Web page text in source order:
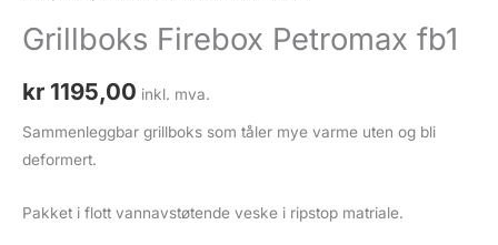
Grillboks Firebox Petromax fb1
kr 1195,00 inkl. mva.
Sammenleggbar grillboks som tåler mye varme uten og bli
deformert.
Pakket i flott vannavstøtende veske i ripstop matriale.